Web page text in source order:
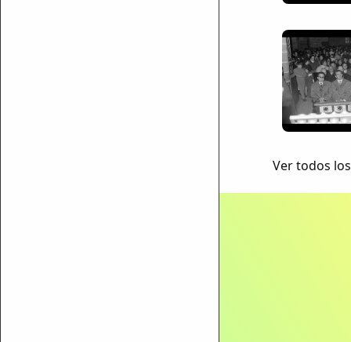
Ver todos